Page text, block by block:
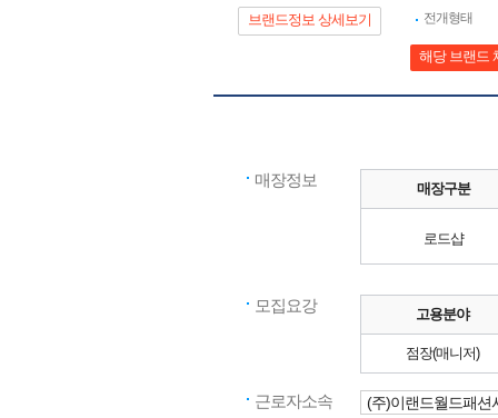
브랜드정보 상세보기
전개형태
해당 브랜드
매장정보 매장구분
로드샵
모집요강 고용분야
점장(매니저)
근로자소속 (주)이랜드월드패션